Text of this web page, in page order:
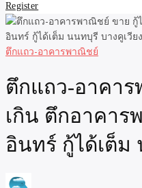
Register
ตึกแถว-อาคารพาณิชย์
ตึกแถว-อาคา
เกิน ตึกอาคา
อินทร์ กู้ได้เต็ม